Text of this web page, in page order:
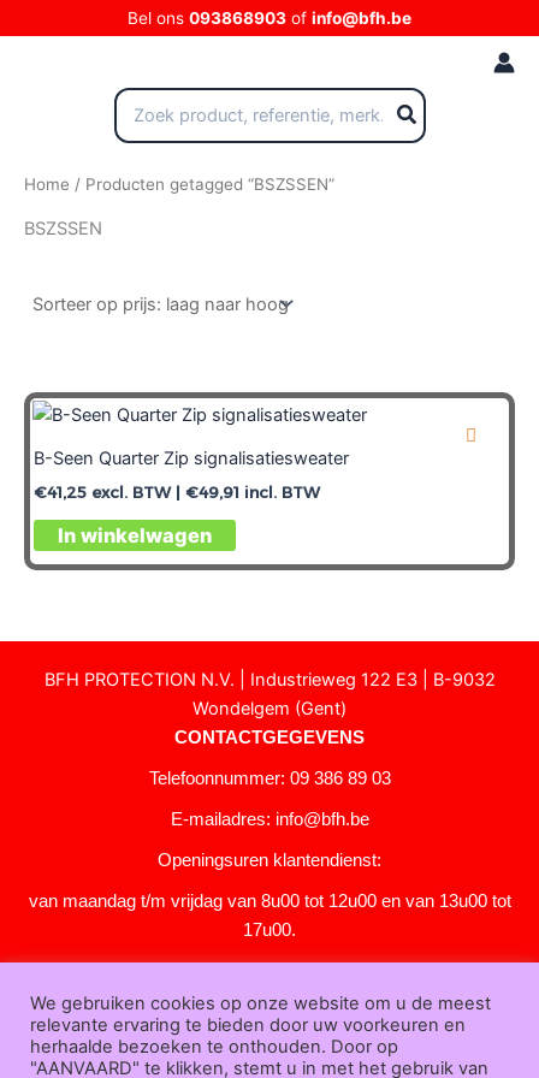
naar
Bel ons 093868903 of info@bfh.be
Zoeken
naar:
Home / Producten getagged “BSZSSEN”
BSZSSEN
B-Seen Quarter Zip signalisatiesweater
€41,25 excl. BTW | €49,91 incl. BTW
In winkelwagen
BFH PROTECTION N.V. | Industrieweg 122 E3 | B-9032
Wondelgem (Gent)
CONTACTGEGEVENS
Telefoonnummer: 09 386 89 03
E-mailadres: info@bfh.be
Openingsuren klantendienst:
van maandag t/m vrijdag van 8u00 tot 12u00 en van 13u00 tot
17u00.
KLANTENSERVICE
Over
ons|Bedrijfsgegevens|F.A.Q.|Bestelprocedure|Betaling|
We gebruiken cookies op onze website om u de meest
relevante ervaring te bieden door uw voorkeuren en
herhaalde bezoeken te onthouden. Door op
"AANVAARD" te klikken, stemt u in met het gebruik van